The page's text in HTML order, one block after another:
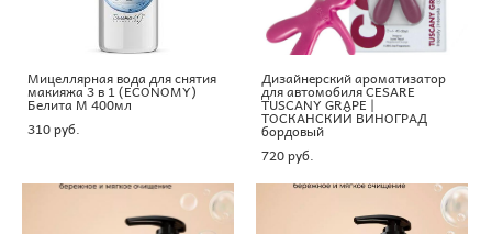
Мицеллярная вода для снятия
макияжа 3 в 1 (ECONOMY)
Белита М 400мл
310 pуб.
Дизайнерский ароматизатор
для автомобиля CESARE
TUSCANY GRAPE |
ТОСКАНСКИЙ ВИНОГРАД
бордовый
720 pуб.